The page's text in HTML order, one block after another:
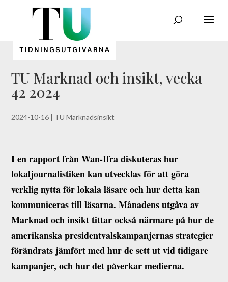
TU Marknad och insikt, vecka
42 2024
2024-10-16 | TU Marknadsinsikt
I en rapport från Wan-Ifra diskuteras hur
lokaljournalistiken kan utvecklas för att göra
verklig nytta för lokala läsare och hur detta kan
kommuniceras till läsarna. Månadens utgåva av
Marknad och insikt tittar också närmare på hur de
amerikanska presidentvalskampanjernas strategier
förändrats jämfört med hur de sett ut vid tidigare
kampanjer, och hur det påverkar medierna.